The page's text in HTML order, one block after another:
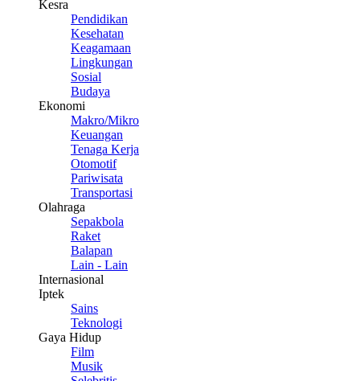
Kesra
Pendidikan
Kesehatan
Keagamaan
Lingkungan
Sosial
Budaya
Ekonomi
Makro/Mikro
Keuangan
Tenaga Kerja
Otomotif
Pariwisata
Transportasi
Olahraga
Sepakbola
Raket
Balapan
Lain - Lain
Internasional
Iptek
Sains
Teknologi
Gaya Hidup
Film
Musik